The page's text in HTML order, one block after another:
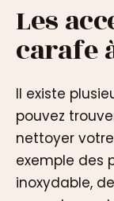
Les
carafe
Il existe
pouvez
nettoyer
exemple des
inoxydable,